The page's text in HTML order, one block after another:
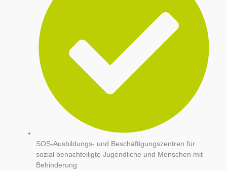
SOS-Ausbildungs- und Beschäftigungszentren für
sozial benachteiligte Jugendliche und Menschen mit
Behinderung